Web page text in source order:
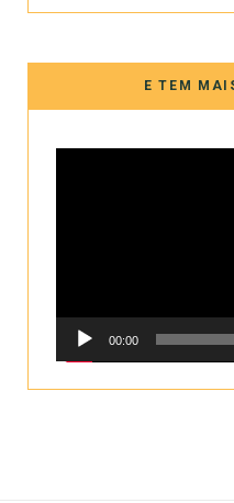
E TEM
00:00